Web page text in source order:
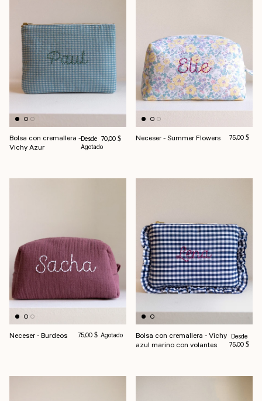
Bolsa con cremallera -
Vichy Azur
Precio habitual
Desde 70,00 $
Agotado
Neceser - Summer Flowers Precio
75,00 $
Neceser - Burdeos Precio habitual
75,00 $ Agotado
Bolsa con cremallera - Vichy
azul marino con volantes
Precio
Desde
75,00 $